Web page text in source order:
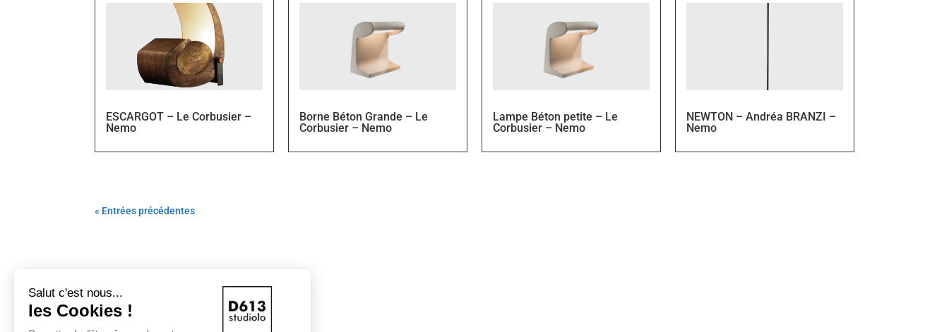
ESCARGOT – Le Corbusier –
Nemo
Borne Béton Grande – Le
Corbusier – Nemo
Lampe Béton petite – Le
Corbusier – Nemo
NEWTON – Andréa BRANZI –
Nemo
« Entrées précédentes